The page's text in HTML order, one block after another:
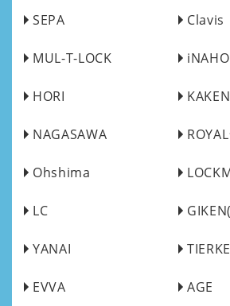
SEPA Clavis
MUL-T-LOCK iNAHO
HORI
NAGASAWA
Ohshima
LC
YANAI
EVVA AGE